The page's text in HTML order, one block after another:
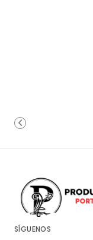
SÍGUENOS